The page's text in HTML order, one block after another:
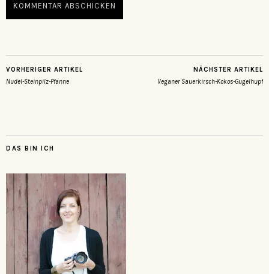
VORHERIGER ARTIKEL
Nudel-Steinpilz-Pfanne
NÄCHSTER ARTIKEL
Veganer Sauerkirsch-Kokos-Gugelhupf
DAS BIN ICH